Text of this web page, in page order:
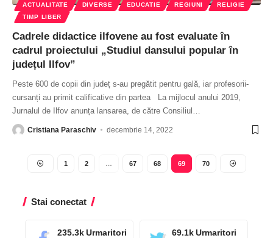
ACTUALITATE DIVERSE EDUCATIE REGIUNI
RELIGIE
TIMP LIBER
Cadrele didactice ilfovene au fost evaluate în
cadrul proiectului „Studiul dansului popular în
județul Ilfov”
Peste 600 de copii din județ s-au pregătit pentru gală, iar profesorii-
cursanți au primit calificative din partea La mijlocul anului 2019,
Jurnalul de Ilfov anunța lansarea, de către Consiliul
Cristiana Paraschiv decembrie 14, 2022
1 2 … 67 68 69 70
Stai conectat
235.3k Urmaritori 69.1k Urmaritori